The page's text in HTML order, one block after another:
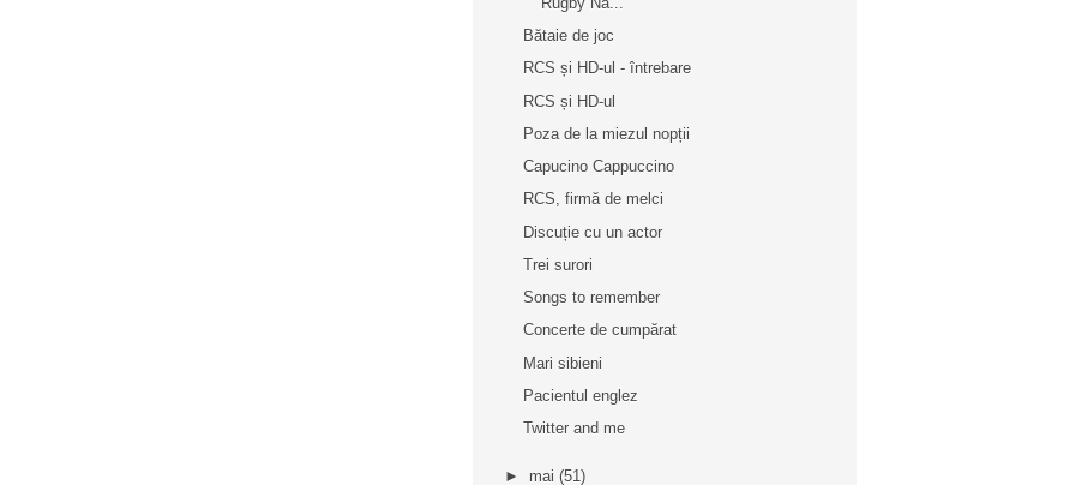
Bătaie de joc
RCS și HD-ul - întrebare
RCS și HD-ul
Poza de la miezul nopții
Capucino Cappuccino
RCS, firmă de melci
Discuție cu un actor
Trei surori
Songs to remember
Concerte de cumpărat
Mari sibieni
Pacientul englez
Twitter and me
► mai (51)